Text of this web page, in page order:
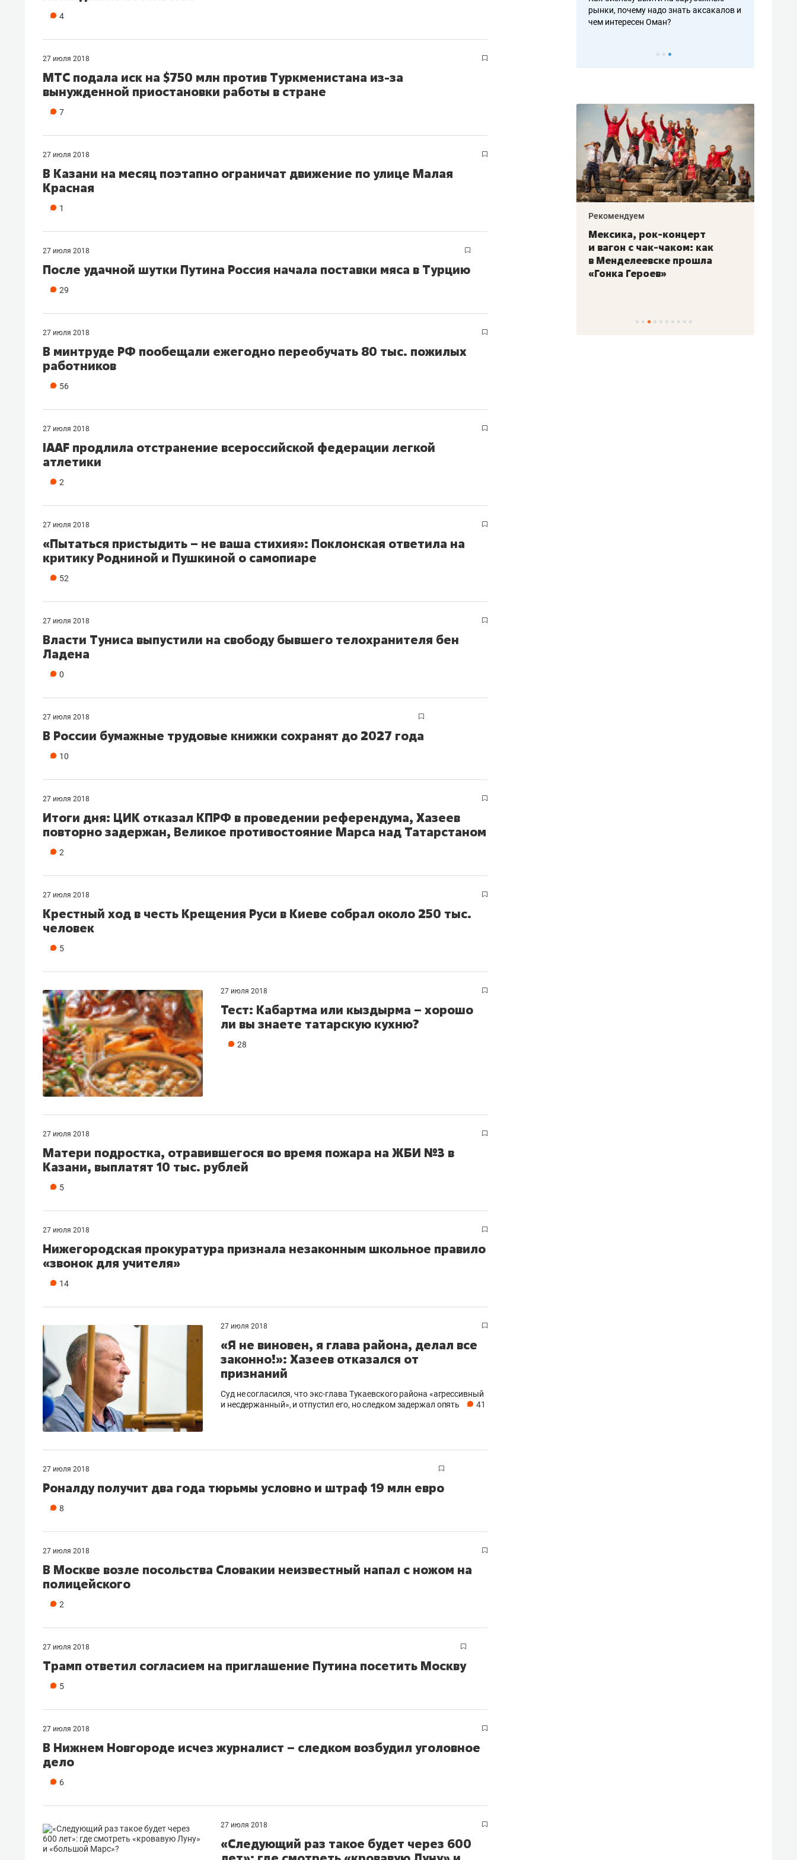
4
27 июля 2018
МТС подала иск на $750 млн против Туркменистана из-за
вынужденной приостановки работы в стране
7
27 июля 2018
В Казани на месяц поэтапно ограничат движение по улице Малая
Красная
1
27 июля 2018
После удачной шутки Путина Россия начала поставки мяса в Турцию
29
27 июля 2018
В минтруде РФ пообещали ежегодно переобучать 80 тыс. пожилых
работников
56
27 июля 2018
IAAF продлила отстранение всероссийской федерации легкой
атлетики
2
27 июля 2018
«Пытаться пристыдить – не ваша стихия»: Поклонская ответила на
критику Родниной и Пушкиной о самопиаре
52
27 июля 2018
Власти Туниса выпустили на свободу бывшего телохранителя бен
Ладена
0
27 июля 2018
В России бумажные трудовые книжки сохранят до 2027 года
10
27 июля 2018
Итоги дня: ЦИК отказал КПРФ в проведении референдума, Хазеев
повторно задержан, Великое противостояние Марса над Татарстаном
2
27 июля 2018
Крестный ход в честь Крещения Руси в Киеве собрал около 250 тыс.
человек
5
27 июля 2018
Тест: Кабартма или кыздырма – хорошо
ли вы знаете татарскую кухню?
28
27 июля 2018
Матери подростка, отравившегося во время пожара на ЖБИ №3 в
Казани, выплатят 10 тыс. рублей
5
27 июля 2018
Нижегородская прокуратура признала незаконным школьное правило
«звонок для учителя»
14
27 июля 2018
«Я не виновен, я глава района, делал все
законно!»: Хазеев отказался от
признаний
Суд не согласился, что экс-глава Тукаевского района «агрессивный
и несдержанный», и отпустил его, но следком задержал опять
41
27 июля 2018
Роналду получит два года тюрьмы условно и штраф 19 млн евро
8
27 июля 2018
В Москве возле посольства Словакии неизвестный напал с ножом на
полицейского
2
27 июля 2018
Трамп ответил согласием на приглашение Путина посетить Москву
5
27 июля 2018
В Нижнем Новгороде исчез журналист – следком возбудил уголовное
дело
6
27 июля 2018
«Следующий раз такое будет через 600
рынки, почему надо знать аксакалов и
чем интересен Оман?
Как ГК «МИР ГРУПП» и ВТБ
создают оазис жилого
150 камер до квартиры и Face
Опыт выживания в дикой
природе, работа
состоянием как основа
Рекомендуем
Мексика, рок-концерт
и вагон с чак-чаком: как
в Менделеевске прошла
«Гонка Героев»